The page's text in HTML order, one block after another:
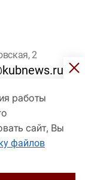
работы
сайт, Вы
файлов
2
лет
Федеральной
технологий